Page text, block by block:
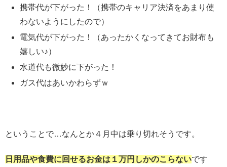
携帯代が下がった！（携帯のキャリア決済をあまり使
わないようにしたので）
電気代が下がった！（あったかくなってきてお財布も
嬉しい♪）
水道代も微妙に下がった！
ガス代はあいかわらずｗ
ということで…なんとか４月中は乗り切れそうです。
日用品や食費に回せるお金は１万円しかのこらないです